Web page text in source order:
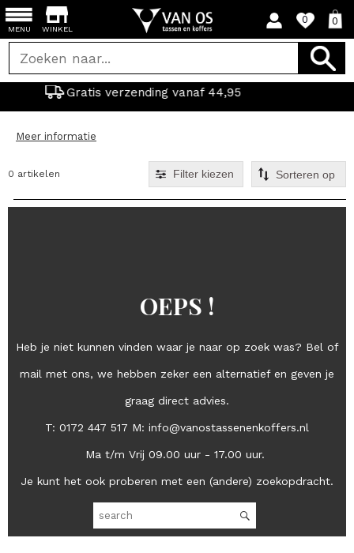
WINKEL
0 0
vanaf 44,95
MENU
Meer informatie
0 artikelen Filter kiezen
OEPS !
Heb je niet kunnen vinden waar je naar op zoek was? Bel of
mail met ons, we hebben zeker een alternatief en geven je
graag direct advies.
T: 0172 447 517 M: info@vanostassenenkoffers.nl
Ma t/m Vrij 09.00 uur - 17.00 uur.
Je kunt het ook proberen met een (andere) zoekopdracht.